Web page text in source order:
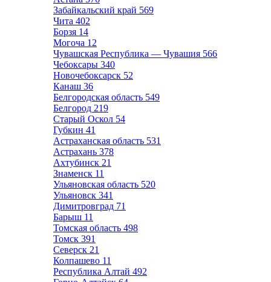
Забайкальский край 569
Чита 402
Борзя 14
Могоча 12
Чувашская Республика — Чувашия 566
Чебоксары 340
Новочебоксарск 52
Канаш 36
Белгородская область 549
Белгород 219
Старый Оскол 54
Губкин 41
Астраханская область 531
Астрахань 378
Ахтубинск 21
Знаменск 11
Ульяновская область 520
Ульяновск 341
Димитровград 71
Барыш 11
Томская область 498
Томск 391
Северск 21
Колпашево 11
Республика Алтай 492